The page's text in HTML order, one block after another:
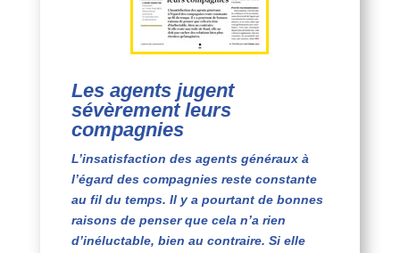
Les agents jugent
sévèrement leurs
compagnies
L’insatisfaction des agents généraux à
l’égard des compagnies reste constante
au fil du temps. Il y a pourtant de bonnes
raisons de penser que cela n’a rien
d’inéluctable, bien au contraire. Si elle